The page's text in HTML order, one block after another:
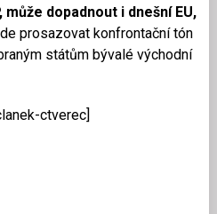
může dopadnout i dnešní EU,
prosazovat konfrontační tón
státům bývalé východní
ctverec]